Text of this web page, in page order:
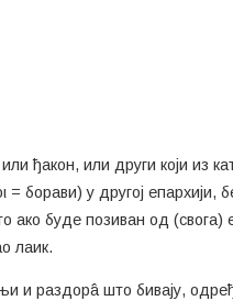
ђакон, или други који из
= борави) у другој
ако буде позиван од (свога)
лаик.
и раздорâ што бивају,